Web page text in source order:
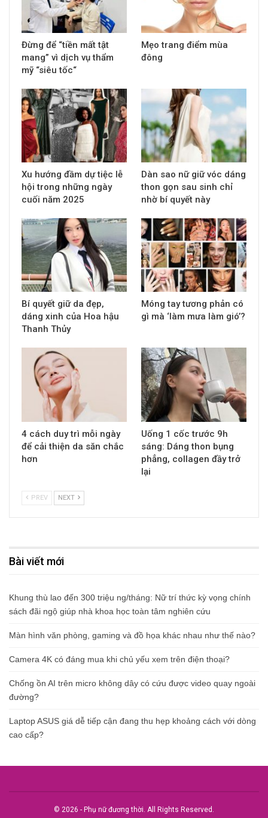
Đừng để “tiền mất tật
mang” vì dịch vụ thẩm
mỹ “siêu tốc“
Mẹo trang điểm mùa
đông
Xu hướng đầm dự tiệc lễ
hội trong những ngày
cuối năm 2025
Dàn sao nữ giữ vóc dáng
thon gọn sau sinh chỉ
nhờ bí quyết này
Bí quyết giữ da đẹp,
dáng xinh của Hoa hậu
Thanh Thủy
Móng tay tương phản có
gì mà ‘làm mưa làm gió’?
4 cách duy trì mỗi ngày
để cải thiện da săn chắc
hơn
Uống 1 cốc trước 9h
sáng: Dáng thon bụng
phẳng, collagen đầy trở
lại
PREV NEXT
Bài viết mới
Khung thù lao đến 300 triệu ng/tháng: Nữ trí thức kỳ vọng chính
sách đãi ngộ giúp nhà khoa học toàn tâm nghiên cứu
Màn hình văn phòng, gaming và đồ họa khác nhau như thế nào?
Camera 4K có đáng mua khi chủ yếu xem trên điện thoại?
Chống ồn AI trên micro không dây có cứu được video quay ngoài
đường?
Laptop ASUS giá dễ tiếp cận đang thu hẹp khoảng cách với dòng
cao cấp?
© 2026 - Phụ nữ đương thời. All Rights Reserved.